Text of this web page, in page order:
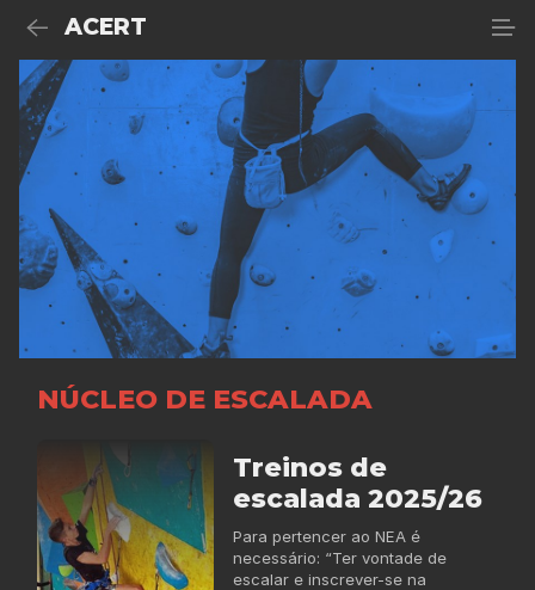
ACERT
NÚCLEO DE ESCALADA
Treinos de
escalada 2025/26
Para pertencer ao NEA é
necessário: “Ter vontade de
escalar e inscrever-se na